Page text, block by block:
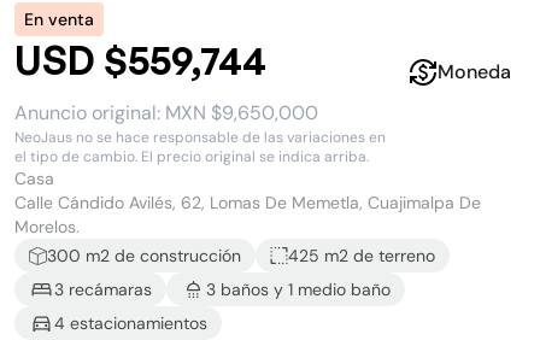
En venta
USD $559,744
Anuncio original: MXN $9,650,000
NeoJaus no se hace responsable de las variaciones en
el tipo de cambio. El precio original se indica arriba.
Moneda
Casa
Calle Cándido Avilés, 62, Lomas De Memetla, Cuajimalpa De
Morelos.
300 m2 de construcción 425 m2 de terreno
3 recámaras 3 baños y 1 medio baño
4 estacionamientos